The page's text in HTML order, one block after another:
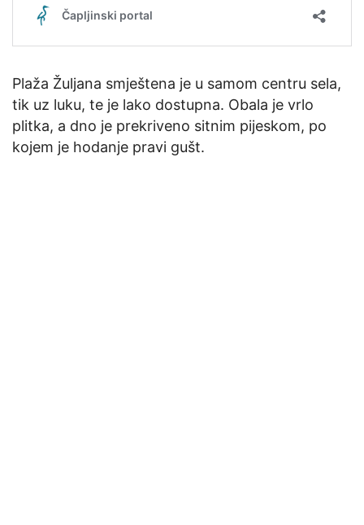
Plaža Žuljana smještena je u samom centru sela,
tik uz luku, te je lako dostupna. Obala je vrlo
plitka, a dno je prekriveno sitnim pijeskom, po
kojem je hodanje pravi gušt.